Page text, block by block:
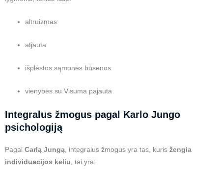
altruizmas
atjauta
išplėstos sąmonės būsenos
vienybės su Visuma pajauta
Integralus žmogus pagal Karlo Jungo
psichologiją
Pagal Carlą Jungą , integralus žmogus yra tas, kuris žengia
individuacijos keliu , tai yra: